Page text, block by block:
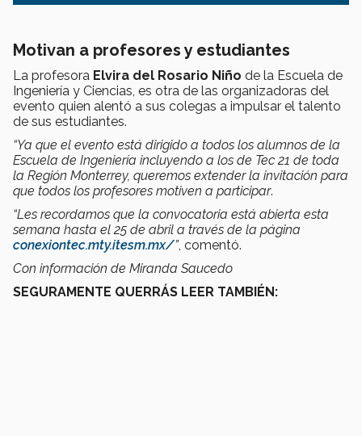
Motivan a profesores y estudiantes
La profesora Elvira del Rosario Niño de la Escuela de
Ingeniería y Ciencias, es otra de las organizadoras del
evento quien alentó a sus colegas a impulsar el talento
de sus estudiantes.
“Ya que el evento está dirigido a todos los alumnos de la
Escuela de Ingeniería incluyendo a los de Tec 21 de toda
la Región Monterrey, queremos extender la invitación para
que todos los profesores motiven a participar.
“Les recordamos que la convocatoria está abierta esta
semana hasta el 25 de abril a través de la página
conexiontec.mty.itesm.mx/”, comentó.
Con información de Miranda Saucedo
SEGURAMENTE QUERRÁS LEER TAMBIÉN: